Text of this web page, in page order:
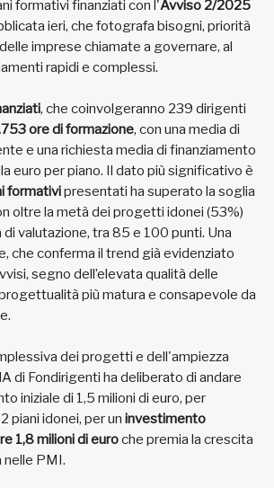
formativi finanziati con l'Avviso 2/2025
ieri, che fotografa bisogni, priorità
imprese chiamate a governare, al
rapidi e complessi.
, che coinvolgeranno 239 dirigenti
ore di formazione, con una media di
e una richiesta media di finanziamento
euro per piano. Il dato più significativo è
formativipresentati ha superato la soglia
oltre la metà dei progetti idonei (53%)
di valutazione, tra 85 e 100 punti. Una
che conferma il trend già evidenziato
segno dell’elevata qualità delle
più matura e consapevole da
dei progetti e dell'ampiezza
di Fondirigenti ha deliberato di andare
iniziale di 1,5 milioni di euro, per
piani idonei, per un investimento
1,8 milioni di euroche premia la crescita
PMI.